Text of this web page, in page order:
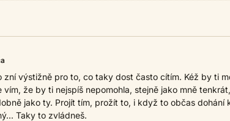
výstižně pro to, co taky dost často cítím. Kéž by ti
vím, že by ti nejspíš nepomohla, stejně jako mně
jako ty. Projít tím, prožít to, i když to občas dohání
Taky to zvládneš.